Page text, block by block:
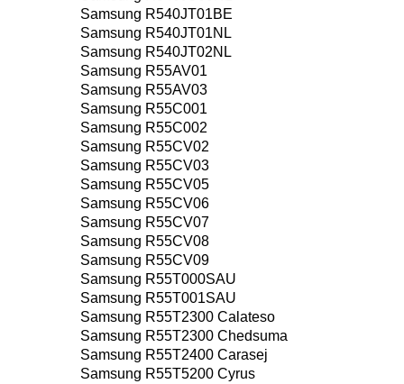
Samsung R540JT01BE
Samsung R540JT01NL
Samsung R540JT02NL
Samsung R55AV01
Samsung R55AV03
Samsung R55C001
Samsung R55C002
Samsung R55CV02
Samsung R55CV03
Samsung R55CV05
Samsung R55CV06
Samsung R55CV07
Samsung R55CV08
Samsung R55CV09
Samsung R55T000SAU
Samsung R55T001SAU
Samsung R55T2300 Calateso
Samsung R55T2300 Chedsuma
Samsung R55T2400 Carasej
Samsung R55T5200 Cyrus